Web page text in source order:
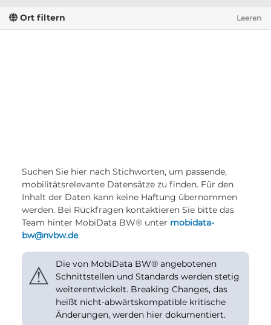
Ort filtern Leeren
Suchen Sie hier nach Stichworten, um passende,
mobilitätsrelevante Datensätze zu finden. Für den
Inhalt der Daten kann keine Haftung übernommen
werden. Bei Rückfragen kontaktieren Sie bitte das
Team hinter MobiData BW® unter mobidata-
bw@nvbw.de.
⚠
Die von MobiData BW® angebotenen
Schnittstellen und Standards werden stetig
weiterentwickelt. Breaking Changes, das
heißt nicht-abwärtskompatible kritische
Änderungen, werden hier dokumentiert.